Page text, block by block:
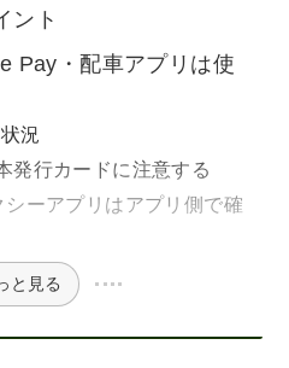
ント
Pay・配車アプリは使
況
発行カードに注意する
ーアプリはアプリ側で確
と見る